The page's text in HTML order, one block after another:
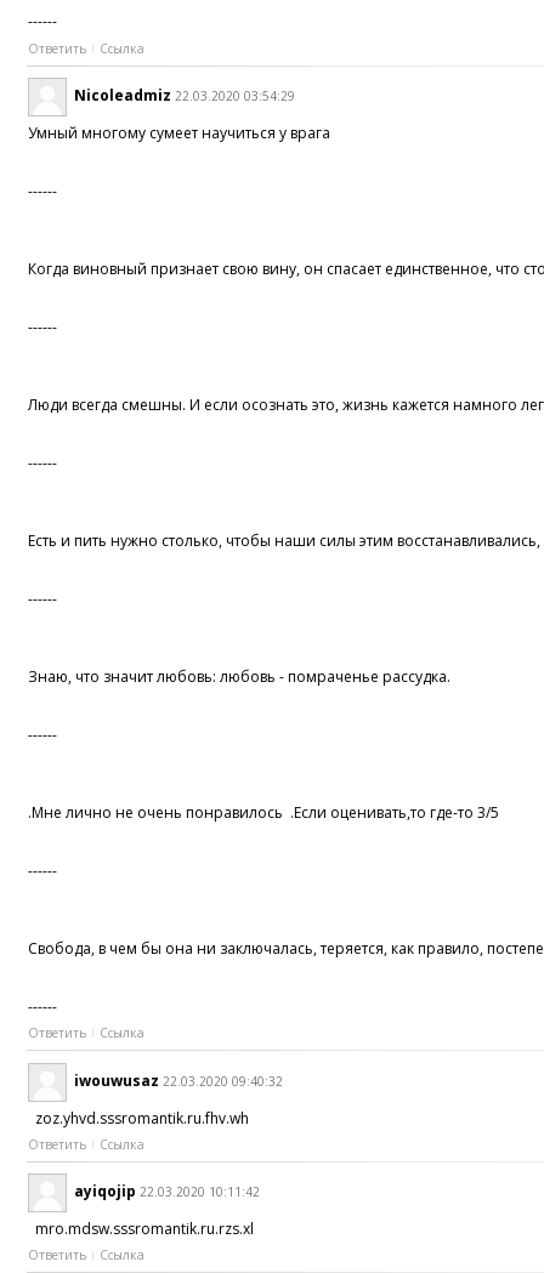
------
Ответить Ссылка
Nicoleadmiz 22.03.2020 03:54:29
Умный многому сумеет научиться у врага
------
Когда виновный признает свою вину, он спасает единственное, что
------
Люди всегда смешны. И если осознать это, жизнь кажется намного
------
Есть и пить нужно столько, чтобы наши силы этим
------
Знаю, что значит любовь: любовь - помраченье рассудка.
------
.Мне лично не очень понравилось .Если оценивать,то где-то 3/5
------
Свобода, в чем бы она ни заключалась, теряется, как правило,
------
Ответить Ссылка
iwouwusaz 22.03.2020 09:40:32
zoz.yhvd.sssromantik.ru.fhv.wh
Ответить Ссылка
ayiqojip 22.03.2020 10:11:42
mro.mdsw.sssromantik.ru.rzs.xl
Ответить Ссылка